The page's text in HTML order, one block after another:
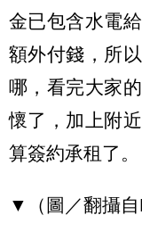
金已包含水電
額外付錢，所
哪，看完大家
懷了，加上附
算簽約承租了。
▼（圖／翻攝自